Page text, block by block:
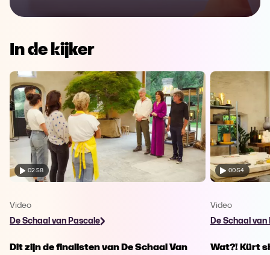
In de kijker
02:58
Video
De Schaal van Pascale
Dit zijn de finalisten van De Schaal Van
00:54
Video
De Schaal van
Wat?! Kürt